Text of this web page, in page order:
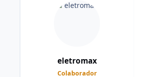
eletromax
Colaborador